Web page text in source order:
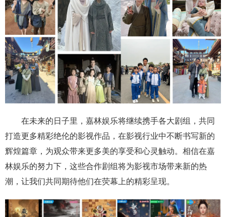
在未来的日子里，嘉林娱乐将继续携手各大剧组，共同
打造更多精彩绝伦的影视作品，在影视行业中不断书写新的
辉煌篇章，为观众带来更多美的享受和心灵触动。相信在嘉
林娱乐的努力下，这些合作剧组将为影视市场带来新的热
潮，让我们共同期待他们在荧幕上的精彩呈现。